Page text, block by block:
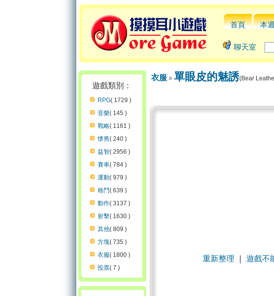
首頁 本
聊天室
遊戲類別：
RPG( 1729 )
音樂( 145 )
戰略( 1161 )
懷舊( 240 )
益智( 2956 )
賽車( 784 )
運動( 979 )
格鬥( 639 )
動作( 3137 )
射擊( 1630 )
其他( 809 )
方塊( 735 )
衣服( 1800 )
投票( 7 )
衣服 單眼皮的魅誘(Bear
重新整理 遊戲不